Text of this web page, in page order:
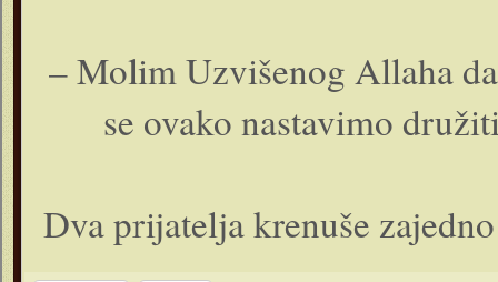
– Molim Uzvišenog Allaha
se ovako nastavimo
Dva prijatelja krenuše